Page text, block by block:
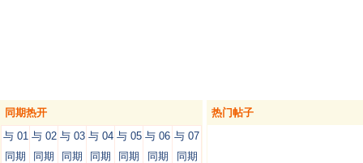
同期热开
与 01
同期
与 02
同期
与 03
同期
与 04
同期
与 05
同期
与 06
同期
与 07
同期
热门帖子